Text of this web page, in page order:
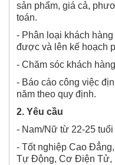
sản phẩm, giá cả,
toán.
- Phân loại khách
được và lên kế hoạch
- Chăm sóc khách
- Báo cáo công việc
năm theo quy định.
2. Yêu cầu
- Nam/Nữ từ 22-25 tuổi
- Tốt nghiệp Cao
Tự Động, Cơ Điện Tử,